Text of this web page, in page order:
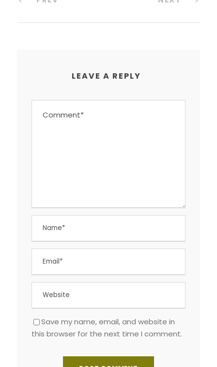
LEAVE A REPLY
Save my name, email, and website in
this browser for the next time I comment.